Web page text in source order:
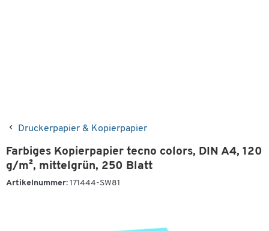
Druckerpapier & Kopierpapier
Farbiges Kopierpapier tecno colors, DIN A4, 120
g/m², mittelgrün, 250 Blatt
Artikelnummer: 171444-SW81